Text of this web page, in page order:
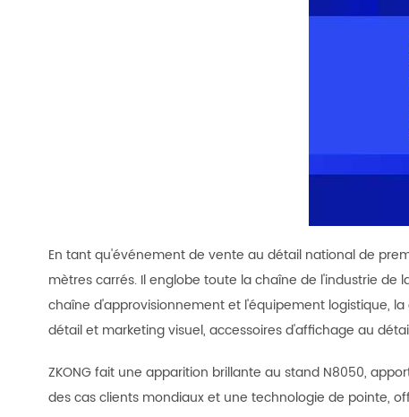
En tant qu'événement de vente au détail national de
mètres carrés. Il englobe toute la chaîne de l'industrie
chaîne d'approvisionnement et l'équipement logistique,
détail et marketing visuel, accessoires d'affichage au
ZKONG fait une apparition brillante au stand N8050,
des cas clients mondiaux et une technologie de pointe,